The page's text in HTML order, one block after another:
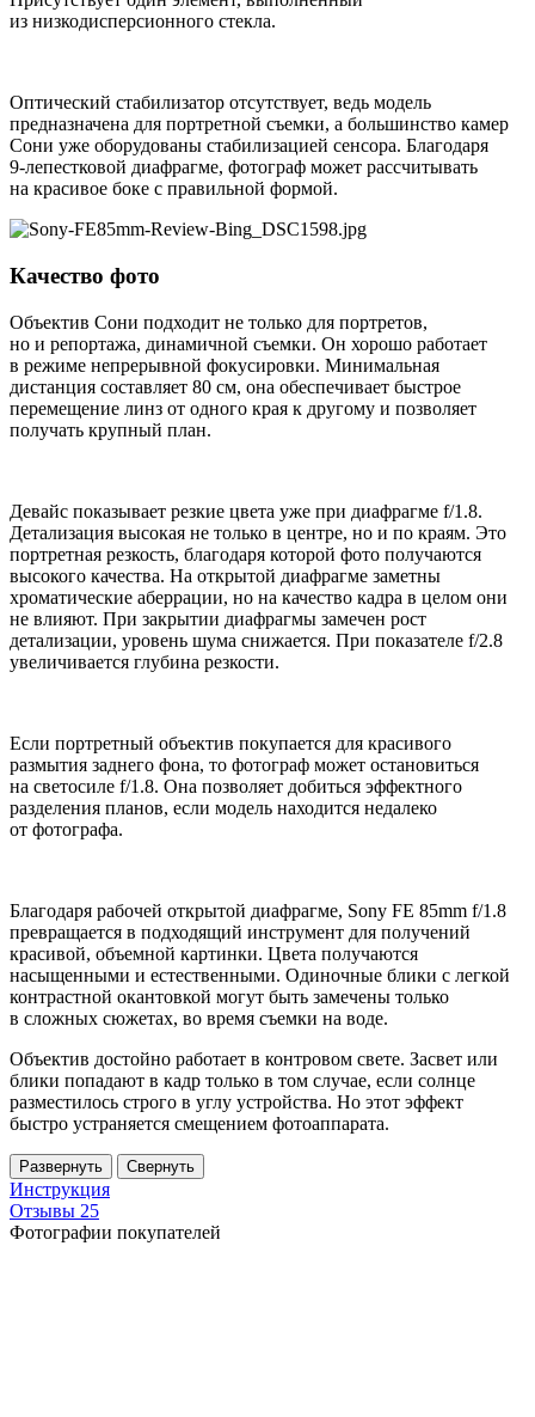
из низкодисперсионного стекла.
Оптический стабилизатор отсутствует, ведь модель
предназначена для портретной съемки, а большинство камер
Сони уже оборудованы стабилизацией сенсора. Благодаря
9-лепестковой диафрагме, фотограф может рассчитывать
на красивое боке с правильной формой.
Качество фото
Объектив Сони подходит не только для портретов,
но и репортажа, динамичной съемки. Он хорошо работает
в режиме непрерывной фокусировки. Минимальная
дистанция составляет 80 см, она обеспечивает быстрое
перемещение линз от одного края к другому и позволяет
получать крупный план.
Девайс показывает резкие цвета уже при диафрагме f/1.8.
Детализация высокая не только в центре, но и по краям. Это
портретная резкость, благодаря которой фото получаются
высокого качества. На открытой диафрагме заметны
хроматические аберрации, но на качество кадра в целом они
не влияют. При закрытии диафрагмы замечен рост
детализации, уровень шума снижается. При показателе f/2.8
увеличивается глубина резкости.
Если портретный объектив покупается для красивого
размытия заднего фона, то фотограф может остановиться
на светосиле f/1.8. Она позволяет добиться эффектного
разделения планов, если модель находится недалеко
от фотографа.
Благодаря рабочей открытой диафрагме, Sony FE 85mm f/1.8
превращается в подходящий инструмент для получений
красивой, объемной картинки. Цвета получаются
насыщенными и естественными. Одиночные блики с легкой
контрастной окантовкой могут быть замечены только
в сложных сюжетах, во время съемки на воде.
Объектив достойно работает в контровом свете. Засвет или
блики попадают в кадр только в том случае, если солнце
разместилось строго в углу устройства. Но этот эффект
быстро устраняется смещением фотоаппарата.
Развернуть Свернуть
Инструкция
Отзывы 25
Фотографии покупателей